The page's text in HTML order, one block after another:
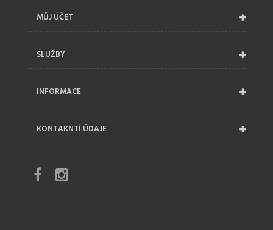
MŮJ ÚČET
SLUŽBY
INFORMACE
KONTAKNTÍ ÚDAJE